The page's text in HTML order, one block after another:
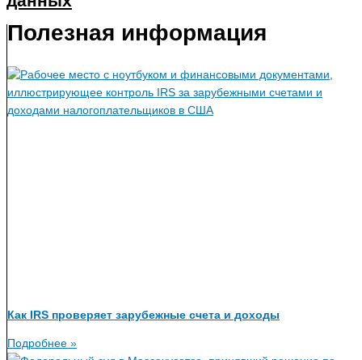
Полезная информация
Как IRS проверяет зарубежные счета и доходы
Подробнее »